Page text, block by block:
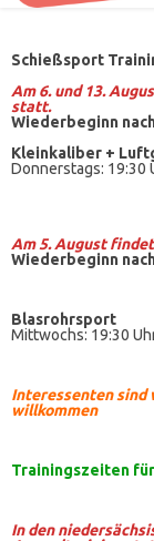
Schießsport
Am 6. und 13.
statt.
Wiederbeginn
Kleinkaliber +
Donnerstags: 19:30
Am 5. August
Wiederbeginn
Blasrohrsport
Mittwochs: 19:30
Interessenten sind
willkommen
Trainingszeiten
In den